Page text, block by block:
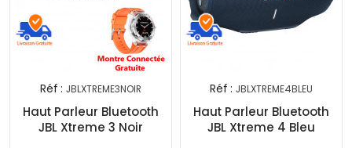
Réf : JBLXTREME3NOIR
Haut Parleur Bluetooth
JBL Xtreme 3 Noir
Réf : JBLXTREME4BLEU
Haut Parleur Bluetooth
JBL Xtreme 4 Bleu